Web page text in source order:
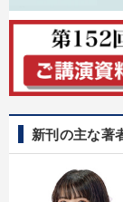
新刊の主な著